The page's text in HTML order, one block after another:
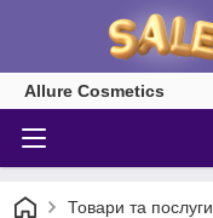
Allure Cosmetics
Товари та послуги